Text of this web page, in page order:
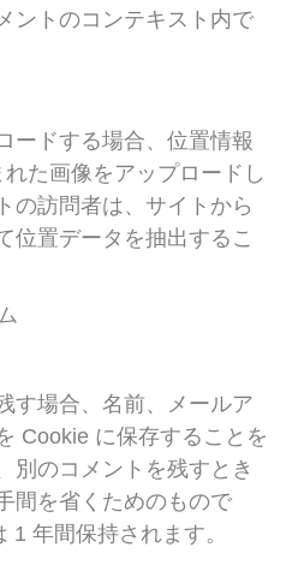
ントのコンテキスト内で
ードする場合、位置情報
た画像をアップロードし
の訪問者は、サイトから
位置データを抽出するこ
す場合、名前、メールア
Cookie に保存することを
別のコメントを残すとき
間を省くためのもので
年間保持されます。